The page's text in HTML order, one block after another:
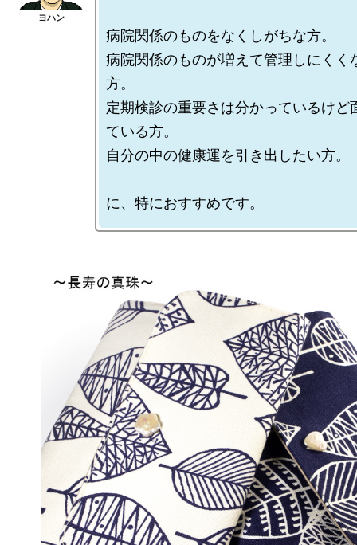
病院関係のものをなくしがちな方。
病院関係のものが増えて管理しにくく
方。
定期検診の重要さは分かっているけど
ている方。
自分の中の健康運を引き出したい方。